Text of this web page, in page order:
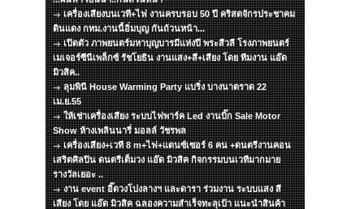
เครื่องเสียงบนเวที+ไฟ งานครบรอบ 50 ปี คริสตจักรประชาคม
ดินแดง กทม.งานนี้อิ่มบุญ กันถ้วนหน้า...
เปิดตัว ภาพยนตร์มหาบุญบารมีแห่งปี พระสีวลี โรงภาพยนตร์
เมเจอร์ซีนีเพล็กซ์ รัชโยธิน งานแสง+สี+เสียง โดย ทีมงาน แอ๊ด
มิวสิค..
ลุมพินี House Warming Party แบริ่ง บางนาตราด 22
เม.ย.55
ให้เช่าเครื่องเสียง ระบบไฟพาร์ค Led งานบิ๊ก Sale Motor
Show ห้างเพลินนารี่ มอลล์ วัชรพล
เครื่องเสียง+เวที 8 m+ไฟ+แดนซ์เซอร์ 6 คน +ดนตรีงานคอน
เสริตศิลปิน ดนตรีเต็มวง แอ๊ด มิวสิค กิจกรรมบนเวทีมากมาย
รางวัลเยอะ ..
งาน event อิ๊ดวงโปงลางฯ และดารา ร่วมงาน ระบบแสง สี
เสียง โดย แอ๊ด มิวสิค ฉลองความสำเร็จทะลุเป้า แนะนำสินค้า